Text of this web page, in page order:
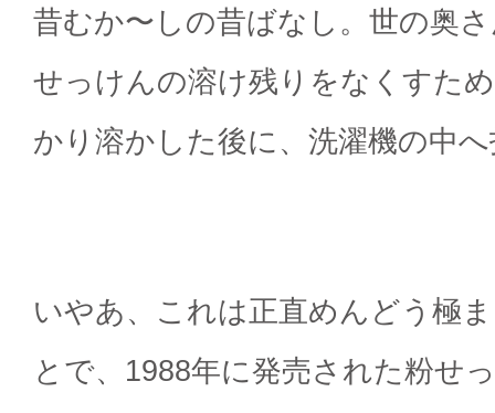
昔むか〜しの昔ばなし。世の奥
せっけんの溶け残りをなくすた
かり溶かした後に、洗濯機の中
いやあ、これは正直めんどう極
とで、1988年に発売された粉せ